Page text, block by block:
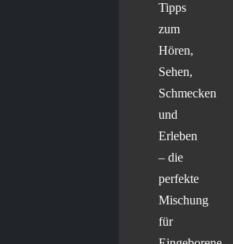
Tipps
zum
Hören,
Sehen,
Schmecken
und
Erleben
– die
perfekte
Mischung
für